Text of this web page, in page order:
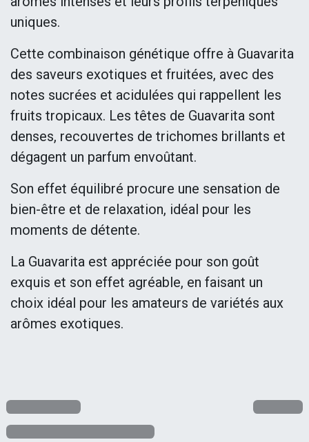
uniques.
Cette combinaison génétique offre à Guavarita
des saveurs exotiques et fruitées, avec des
notes sucrées et acidulées qui rappellent les
fruits tropicaux. Les têtes de Guavarita sont
denses, recouvertes de trichomes brillants et
dégagent un parfum envoûtant.
Son effet équilibré procure une sensation de
bien-être et de relaxation, idéal pour les
moments de détente.
La Guavarita est appréciée pour son goût
exquis et son effet agréable, en faisant un
choix idéal pour les amateurs de variétés aux
arômes exotiques.